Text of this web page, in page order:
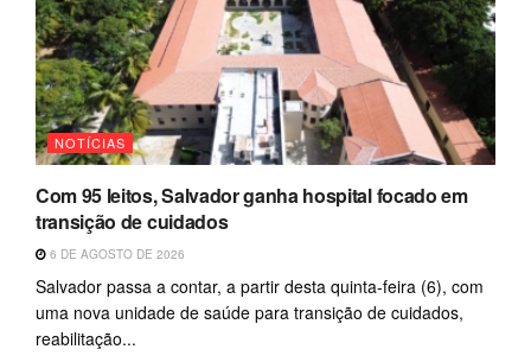
NOTÍCIAS
Com 95 leitos, Salvador ganha hospital focado em
transição de cuidados
6 DE AGOSTO DE 2026
Salvador passa a contar, a partir desta quinta-feira (6), com
uma nova unidade de saúde para transição de cuidados,
reabilitação...